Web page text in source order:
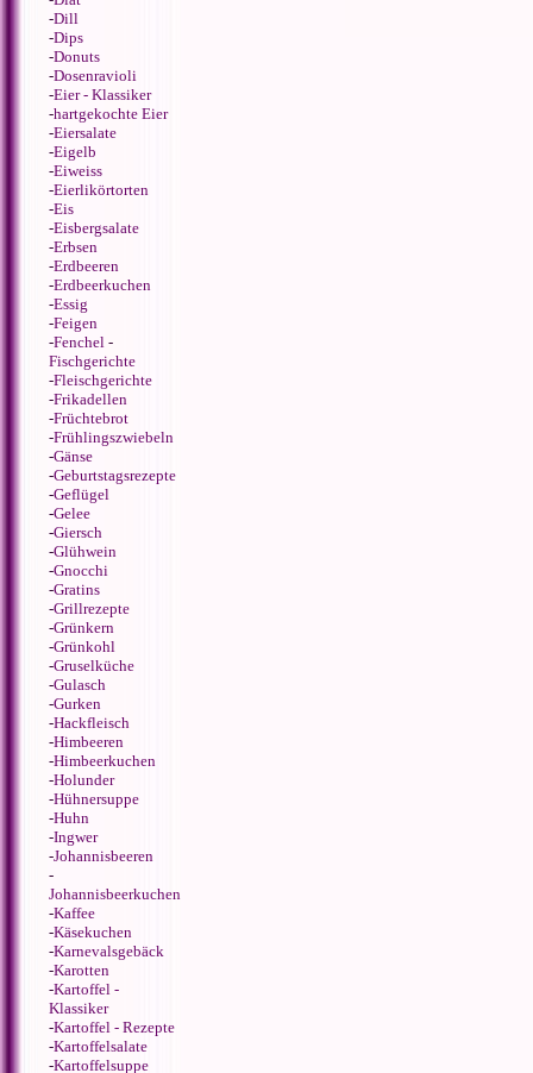
-Dill
-Dips
-Donuts
-Dosenravioli
-Eier - Klassiker
-hartgekochte Eier
-Eiersalate
-Eigelb
-Eiweiss
-Eierlikörtorten
-Eis
-Eisbergsalate
-Erbsen
-Erdbeeren
-Erdbeerkuchen
-Essig
-Feigen
-Fenchel -
Fischgerichte
-Fleischgerichte
-Frikadellen
-Früchtebrot
-Frühlingszwiebeln
-Gänse
-Geburtstagsrezepte
-Geflügel
-Gelee
-Giersch
-Glühwein
-Gnocchi
-Gratins
-Grillrezepte
-Grünkern
-Grünkohl
-Gruselküche
-Gulasch
-Gurken
-Hackfleisch
-Himbeeren
-Himbeerkuchen
-Holunder
-Hühnersuppe
-Huhn
-Ingwer
-Johannisbeeren
-
Johannisbeerkuchen
-Kaffee
-Käsekuchen
-Karnevalsgebäck
-Karotten
-Kartoffel -
Klassiker
-Kartoffel - Rezepte
-Kartoffelsalate
-Kartoffelsuppe